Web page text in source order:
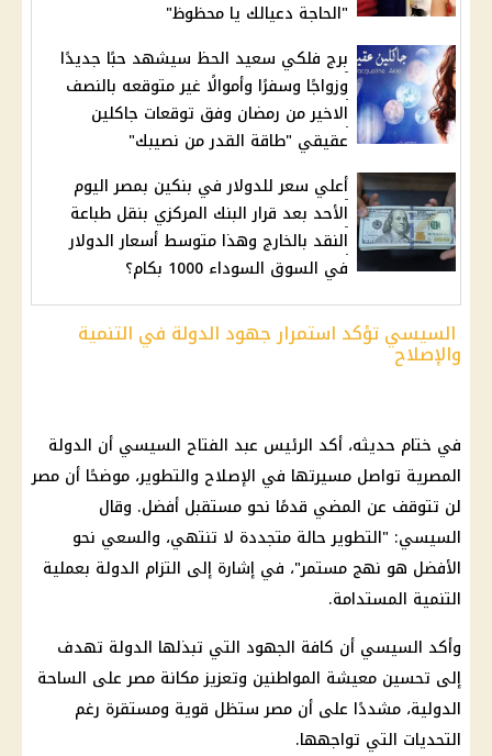
"الحاجة دعيالك يا محظوظ"
برج فلكي سعيد الحظ سيشهد حبًا جديدًا
وزواجًا وسفرًا وأموالًا غير متوقعه بالنصف
الاخير من رمضان وفق توقعات جاكلين
عقيقي "طاقة القدر من نصيبك"
أعلي سعر للدولار في بنكين بمصر اليوم
الأحد بعد قرار البنك المركزي بنقل طباعة
النقد بالخارج وهذا متوسط أسعار الدولار
في السوق السوداء 1000 بكام؟
السيسي تؤكد استمرار جهود الدولة في التنمية
والإصلاح
في ختام حديثه، أكد الرئيس عبد الفتاح السيسي أن الدولة
المصرية تواصل مسيرتها في الإصلاح والتطوير، موضحًا أن مصر
لن تتوقف عن المضي قدمًا نحو مستقبل أفضل. وقال
السيسي: "التطوير حالة متجددة لا تنتهي، والسعي نحو
الأفضل هو نهج مستمر"، في إشارة إلى التزام الدولة بعملية
التنمية المستدامة.
وأكد السيسي أن كافة الجهود التي تبذلها الدولة تهدف
إلى تحسين معيشة المواطنين وتعزيز مكانة مصر على الساحة
الدولية، مشددًا على أن مصر ستظل قوية ومستقرة رغم
التحديات التي تواجهها.